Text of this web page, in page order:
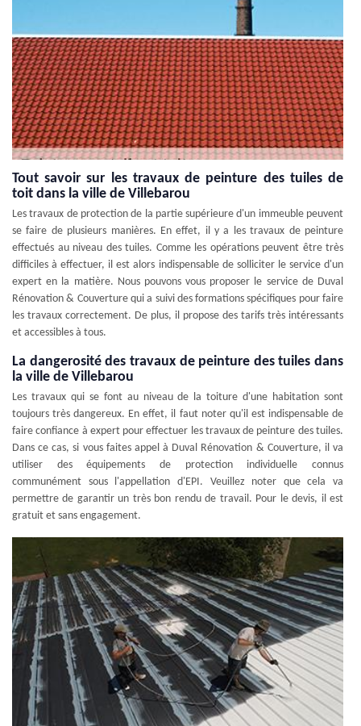
Tout savoir sur les travaux de peinture des tuiles de
toit dans la ville de Villebarou
Les travaux de protection de la partie supérieure d'un immeuble peuvent
se faire de plusieurs manières. En effet, il y a les travaux de peinture
effectués au niveau des tuiles. Comme les opérations peuvent être très
difficiles à effectuer, il est alors indispensable de solliciter le service d'un
expert en la matière. Nous pouvons vous proposer le service de Duval
Rénovation & Couverture qui a suivi des formations spécifiques pour faire
les travaux correctement. De plus, il propose des tarifs très intéressants
et accessibles à tous.
La dangerosité des travaux de peinture des tuiles dans
la ville de Villebarou
Les travaux qui se font au niveau de la toiture d'une habitation sont
toujours très dangereux. En effet, il faut noter qu'il est indispensable de
faire confiance à expert pour effectuer les travaux de peinture des tuiles.
Dans ce cas, si vous faites appel à Duval Rénovation & Couverture, il va
utiliser des équipements de protection individuelle connus
communément sous l'appellation d'EPI. Veuillez noter que cela va
permettre de garantir un très bon rendu de travail. Pour le devis, il est
gratuit et sans engagement.